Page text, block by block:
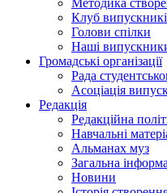
Клуб
Голови спілки
Наші
Громадські організації
Рада
Асоціація
Редакція
Редакційна
Навчальні
Альманах муз
Загальна
Новини